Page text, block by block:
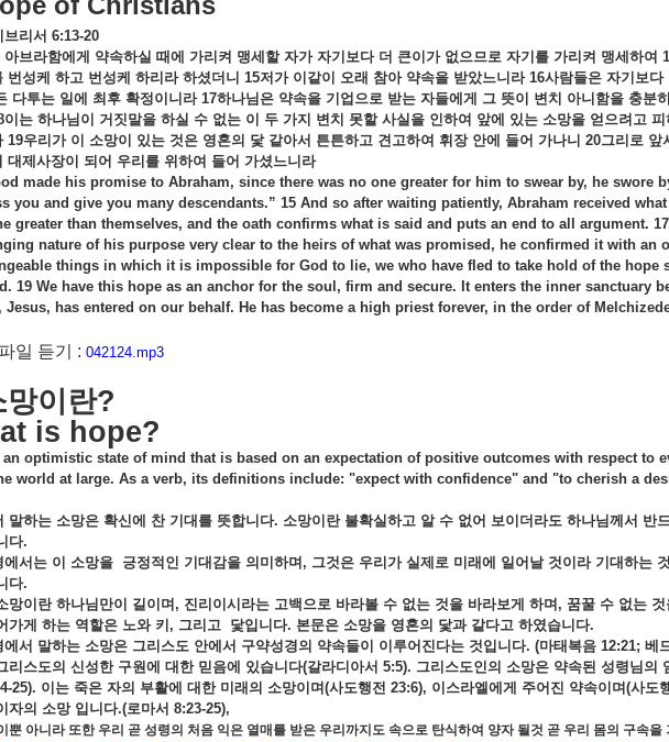
브리서 6:13-20
아브라함에게
약속하실 때에 가리켜 맹세할 자가 자기보다 더 큰이가 없으므로 자기를 가리켜 맹세하여
번성케 하고 번성케 하리라 하셨더니 15저가 이같이 오래 참아 약속을 받았느니라16사람들은 자기보다
다투는 일에 최후 확정이니라17하나님은 약속을 기업으로 받는 자들에게 그 뜻이 변치 아니함을 충분히
이는 하나님이 거짓말을 하실 수 없는 이 두 가지 변치 못할 사실을 인하여 앞에 있는 소망을 얻으려고 피
19우리가 이 소망이 있는 것은 영혼의 닻 같아서 튼튼하고 견고하여 휘장 안에 들어 가나니 20그리로 앞
대제사장이 되어 우리를 위하여 들어 가셨느니라
made his promise to Abraham, since there was no one greater for him to swear by, he swore
you and give you many descendants.” 15 And so after waiting patiently, Abraham received
greater than themselves, and the oath confirms what is said and puts an end to all argument.
nature of his purpose very clear to the heirs of what was promised, he confirmed it with an
things in which it is impossible for God to lie, we who have fled to take hold of the hope
19 We have this hope as an anchor for the soul, firm and secure. It enters the inner sanctuary
Jesus, has entered on our behalf. He has become a high priest forever, in the order of
일 듣기 : 042124.mp3
망이란?
is hope?
an optimistic state of mind that is based on an expectation of positive outcomes with respect to
world at large. As a verb, its definitions include: "expect with confidence" and "to cherish a
말하는 소망은 확신에 찬 기대를 뜻합니다. 소망이란 불확실하고 알 수 없어 보이더라도 하나님께서 반
다.
에서는 이 소망을 긍정적인 기대감을 의미하며 , 그것은 우리가 실제로 미래에 일어날 것이라 기대하는
다.
망이란 하나님만이 길이며 , 진리이시라는 고백으로 바라볼 수 없는 것을 바라보게 하며 , 꿈꿀 수 없는 것
가게 하는 역할은 노와 키 , 그리고 닻입니다. 본문은 소망을 영혼의 닻과 같다고 하였습니다.
서 말하는 소망은 그리스도 안에서 구약성경의 약속들이 이루어진다는 것입니다. (마태복음 12:21; 베
리스도의 신성한 구원에 대한 믿음에 있습니다(갈라디아서 5:5). 그리스도인의 소망은 약속된 성령님의
25). 이는 죽은 자의 부활에 대한 미래의 소망이며 (사도행전 23:6), 이스라엘에게 주어진 약속이며 (사도
자의 소망 입니다.(로마서 8:23-25),
뿐 아니라 또한 우리 곧 성령의 처음 익은 열매를 받은 우리까지도 속으로 탄식하여 양자 될것 곧 우리 몸의 구속을